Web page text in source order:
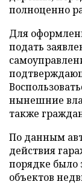
полноценно
Для
подать
нынешние
также
По данным
действия
порядке было
объектов